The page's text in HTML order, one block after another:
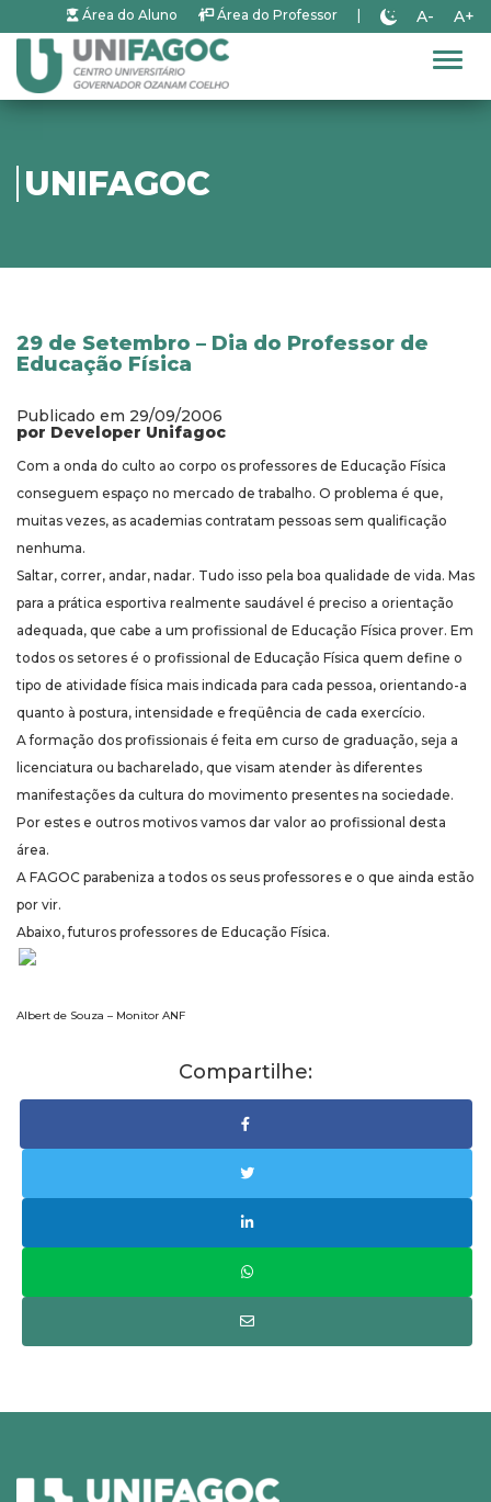
Área do Aluno Área do Professor A- A+
UNIFAGOC
29 de Setembro – Dia do Professor de
Educação Física
Publicado em 29/09/2006
por Developer Unifagoc
Com a onda do culto ao corpo os professores de Educação Física
conseguem espaço no mercado de trabalho. O problema é que,
muitas vezes, as academias contratam pessoas sem qualificação
nenhuma.
Saltar, correr, andar, nadar. Tudo isso pela boa qualidade de vida. Mas
para a prática esportiva realmente saudável é preciso a orientação
adequada, que cabe a um profissional de Educação Física prover. Em
todos os setores é o profissional de Educação Física quem define o
tipo de atividade física mais indicada para cada pessoa, orientando-a
quanto à postura, intensidade e freqüência de cada exercício.
A formação dos profissionais é feita em curso de graduação, seja a
licenciatura ou bacharelado, que visam atender às diferentes
manifestações da cultura do movimento presentes na sociedade.
Por estes e outros motivos vamos dar valor ao profissional desta
área.
A FAGOC parabeniza a todos os seus professores e o que ainda estão
por vir.
Abaixo, futuros professores de Educação Física.
Albert de Souza – Monitor ANF
Compartilhe: